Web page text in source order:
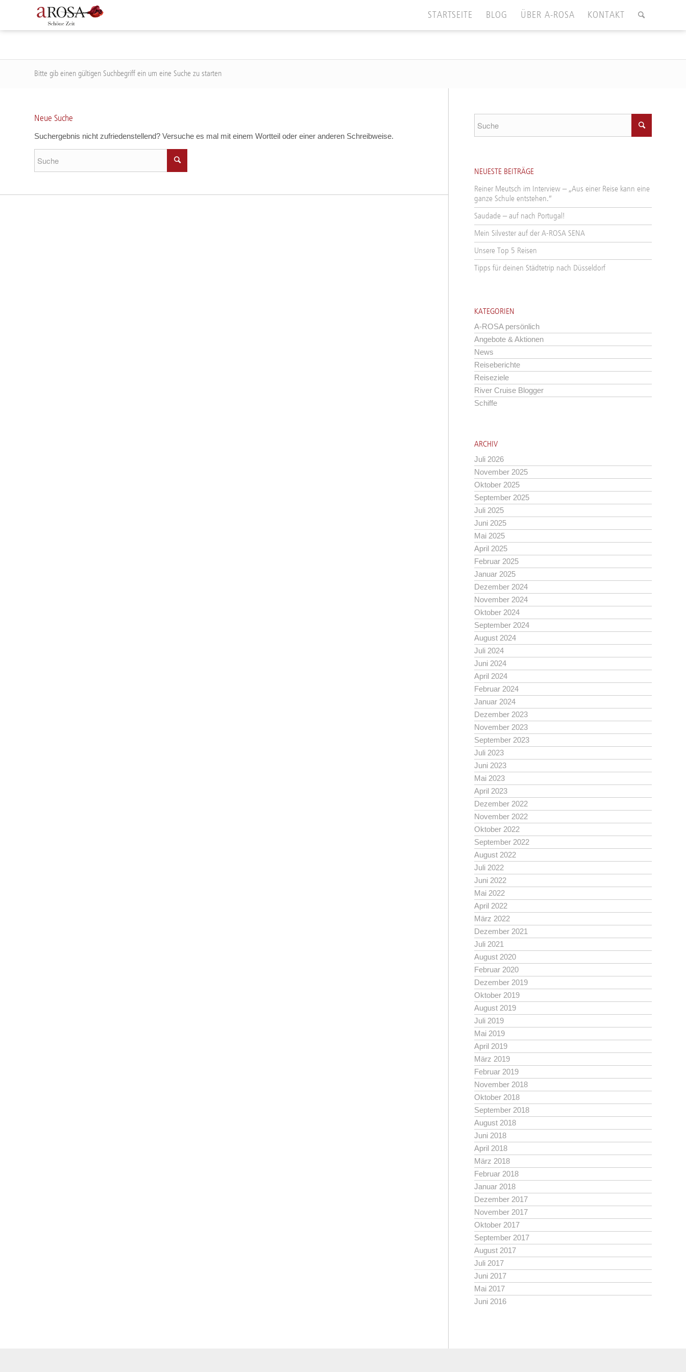
STARTSEITE BLOG ÜBER A-ROSA KONTAKT
Bitte gib einen gültigen Suchbegriff ein um eine Suche zu starten
Neue Suche
Suchergebnis nicht zufriedenstellend? Versuche es mal mit einem Wortteil oder einer anderen Schreibweise.
NEUESTE BEITRÄGE
Reiner Meutsch im Interview – „Aus einer Reise kann eine
ganze Schule entstehen.“
Saudade – auf nach Portugal!
Mein Silvester auf der A-ROSA SENA
Unsere Top 5 Reisen
Tipps für deinen Städtetrip nach Düsseldorf
KATEGORIEN
A-ROSA persönlich
Angebote & Aktionen
News
Reiseberichte
Reiseziele
River Cruise Blogger
Schiffe
ARCHIV
Juli 2026
November 2025
Oktober 2025
September 2025
Juli 2025
Juni 2025
Mai 2025
April 2025
Februar 2025
Januar 2025
Dezember 2024
November 2024
Oktober 2024
September 2024
August 2024
Juli 2024
Juni 2024
April 2024
Februar 2024
Januar 2024
Dezember 2023
November 2023
September 2023
Juli 2023
Juni 2023
Mai 2023
April 2023
Dezember 2022
November 2022
Oktober 2022
September 2022
August 2022
Juli 2022
Juni 2022
Mai 2022
April 2022
März 2022
Dezember 2021
Juli 2021
August 2020
Februar 2020
Dezember 2019
Oktober 2019
August 2019
Juli 2019
Mai 2019
April 2019
März 2019
Februar 2019
November 2018
Oktober 2018
September 2018
August 2018
Juni 2018
April 2018
März 2018
Februar 2018
Januar 2018
Dezember 2017
November 2017
Oktober 2017
September 2017
August 2017
Juli 2017
Juni 2017
Mai 2017
Juni 2016